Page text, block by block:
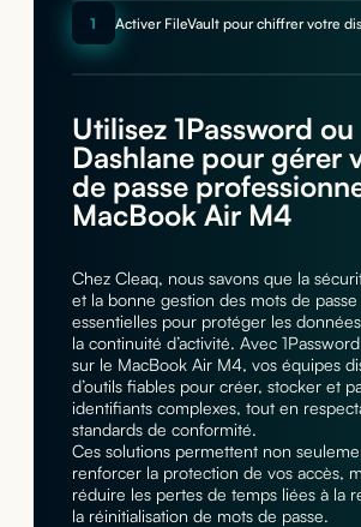
1 Activer FileVault pour chiffrer votre
Utilisez 1Password ou
Dashlane pour gérer
de passe
MacBook Air M4
Chez Cleaq, nous savons que la
et la bonne gestion des mots de passe
essentielles pour protéger les
la continuité d’activité. Avec
sur le MacBook Air M4, vos équipes
d’outils fiables pour créer, stocker et
identifiants complexes, tout en
standards de conformité.
Ces solutions permettent non
renforcer la protection de vos accès,
réduire les pertes de temps liées à la
la réinitialisation de mots de passe.